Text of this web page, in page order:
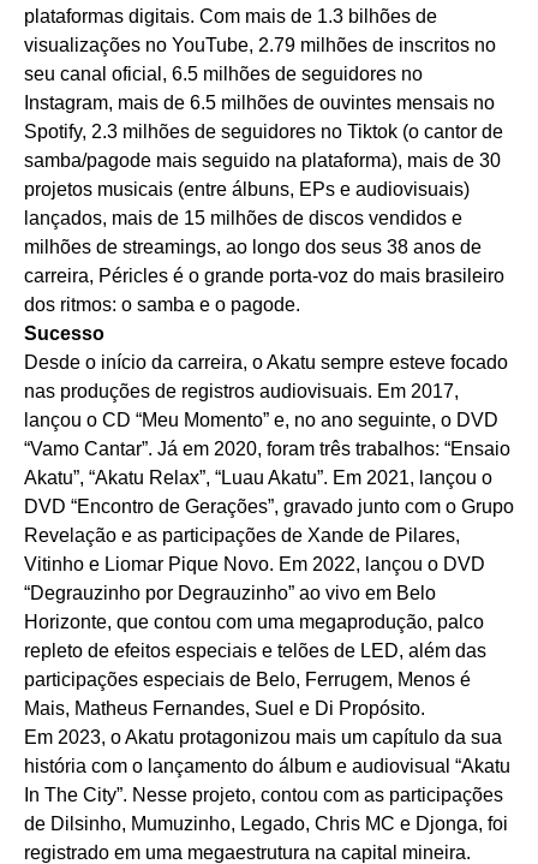
plataformas digitais. Com mais de 1.3 bilhões de
visualizações no YouTube, 2.79 milhões de inscritos no
seu canal oficial, 6.5 milhões de seguidores no
Instagram, mais de 6.5 milhões de ouvintes mensais no
Spotify, 2.3 milhões de seguidores no Tiktok (o cantor de
samba/pagode mais seguido na plataforma), mais de 30
projetos musicais (entre álbuns, EPs e audiovisuais)
lançados, mais de 15 milhões de discos vendidos e
milhões de streamings, ao longo dos seus 38 anos de
carreira, Péricles é o grande porta-voz do mais brasileiro
dos ritmos: o samba e o pagode.
Sucesso
Desde o início da carreira, o Akatu sempre esteve focado
nas produções de registros audiovisuais. Em 2017,
lançou o CD “Meu Momento” e, no ano seguinte, o DVD
“Vamo Cantar”. Já em 2020, foram três trabalhos: “Ensaio
Akatu”, “Akatu Relax”, “Luau Akatu”. Em 2021, lançou o
DVD “Encontro de Gerações”, gravado junto com o Grupo
Revelação e as participações de Xande de Pilares,
Vitinho e Liomar Pique Novo. Em 2022, lançou o DVD
“Degrauzinho por Degrauzinho” ao vivo em Belo
Horizonte, que contou com uma megaprodução, palco
repleto de efeitos especiais e telões de LED, além das
participações especiais de Belo, Ferrugem, Menos é
Mais, Matheus Fernandes, Suel e Di Propósito.
Em 2023, o Akatu protagonizou mais um capítulo da sua
história com o lançamento do álbum e audiovisual “Akatu
In The City”. Nesse projeto, contou com as participações
de Dilsinho, Mumuzinho, Legado, Chris MC e Djonga, foi
registrado em uma megaestrutura na capital mineira.